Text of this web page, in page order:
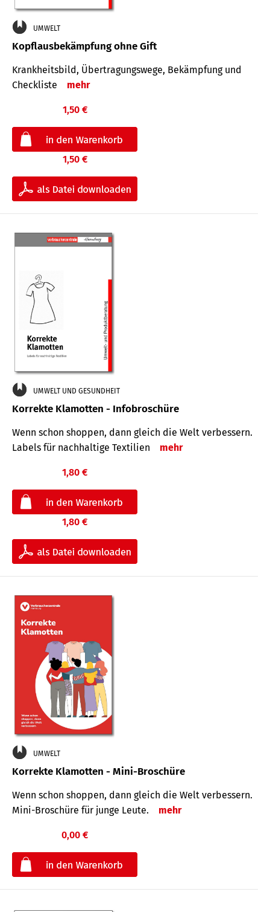
UMWELT
Kopflausbekämpfung ohne Gift
Krankheits­bild, Übertra­gungs­wege, Bekämpfung und
Check­liste
mehr
1,50 €
1,50 €
UMWELT UND GESUNDHEIT
Korrekte Klamotten - Infobroschüre
Wenn schon shoppen, dann gleich die Welt verbessern.
Labels für nachhaltige Textilien
mehr
1,80 €
1,80 €
UMWELT
Korrekte Klamotten - Mini-Broschüre
Wenn schon shoppen, dann gleich die Welt verbessern.
Mini-Broschüre für junge Leute.
mehr
0,00 €